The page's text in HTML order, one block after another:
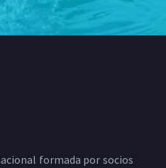
formada por socios